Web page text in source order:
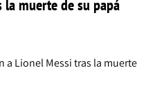
muerte de su papá
a Lionel Messi tras la muerte